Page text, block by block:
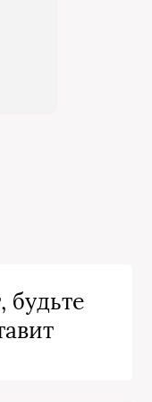
будьте